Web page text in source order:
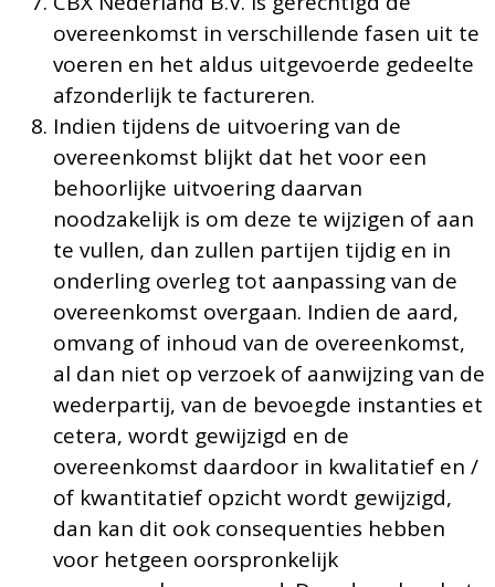
overeenkomst in verschillende fasen uit te
voeren en het aldus uitgevoerde gedeelte
afzonderlijk te factureren.
Indien tijdens de uitvoering van de
overeenkomst blijkt dat het voor een
behoorlijke uitvoering daarvan
noodzakelijk is om deze te wijzigen of aan
te vullen, dan zullen partijen tijdig en in
onderling overleg tot aanpassing van de
overeenkomst overgaan. Indien de aard,
omvang of inhoud van de overeenkomst,
al dan niet op verzoek of aanwijzing van de
wederpartij, van de bevoegde instanties et
cetera, wordt gewijzigd en de
overeenkomst daardoor in kwalitatief en /
of kwantitatief opzicht wordt gewijzigd,
dan kan dit ook consequenties hebben
voor hetgeen oorspronkelijk